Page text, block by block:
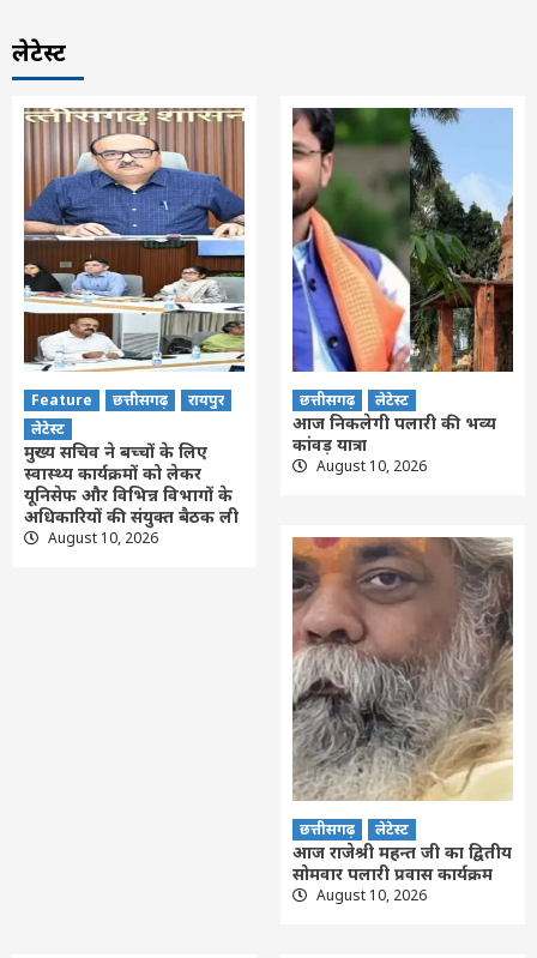
लेटेस्ट
Feature छत्तीसगढ़
रायपुर
लेटेस्ट
मुख्य सचिव ने बच्चों के लिए
स्वास्थ्य कार्यक्रमों को लेकर
यूनिसेफ और विभिन्न विभागों के
अधिकारियों की संयुक्त बैठक ली
August 10, 2026
छत्तीसगढ़ लेटेस्ट
आज निकलेगी पलारी की भव्य
कांवड़ यात्रा
August 10, 2026
छत्तीसगढ़ लेटेस्ट
आज राजेश्री महन्त जी का द्वितीय
सोमवार पलारी प्रवास कार्यक्रम
August 10, 2026